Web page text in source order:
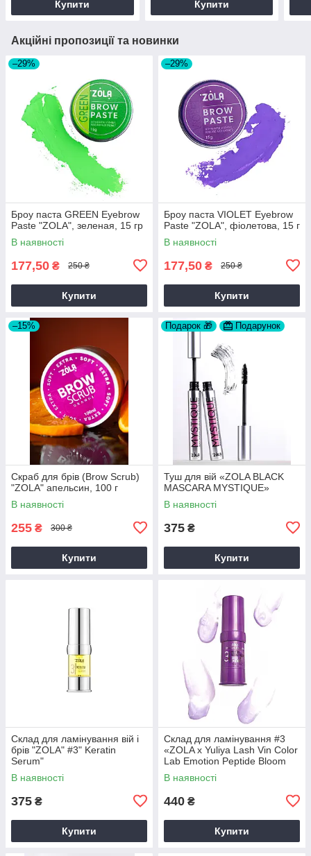
Купити Купити
Акційні пропозиції та новинки
–29%
Броу паста GREEN Eyebrow
Paste "ZOLA", зеленая, 15 гр
В наявності
177,50 ₴ 250 ₴
Купити
–29%
Броу паста VIOLET Eyebrow
Paste "ZOLA", фіолетова, 15 г
В наявності
177,50 ₴ 250 ₴
Купити
–15%
Скраб для брів (Brow Scrub)
"ZOLA" апельсин, 100 г
В наявності
255 ₴ 300 ₴
Купити
Подарок 🎁 Подарунок
Туш для вій «ZOLA BLACK
MASCARA MYSTIQUE»
В наявності
375 ₴
Купити
Склад для ламінування вій і
брів "ZOLA" #3" Keratin
Serum"
В наявності
375 ₴
Купити
Склад для ламінування #3
«ZOLA x Yuliya Lash Vin Color
Lab Emotion Peptide Bloom
Therapy»
В наявності
440 ₴
Купити